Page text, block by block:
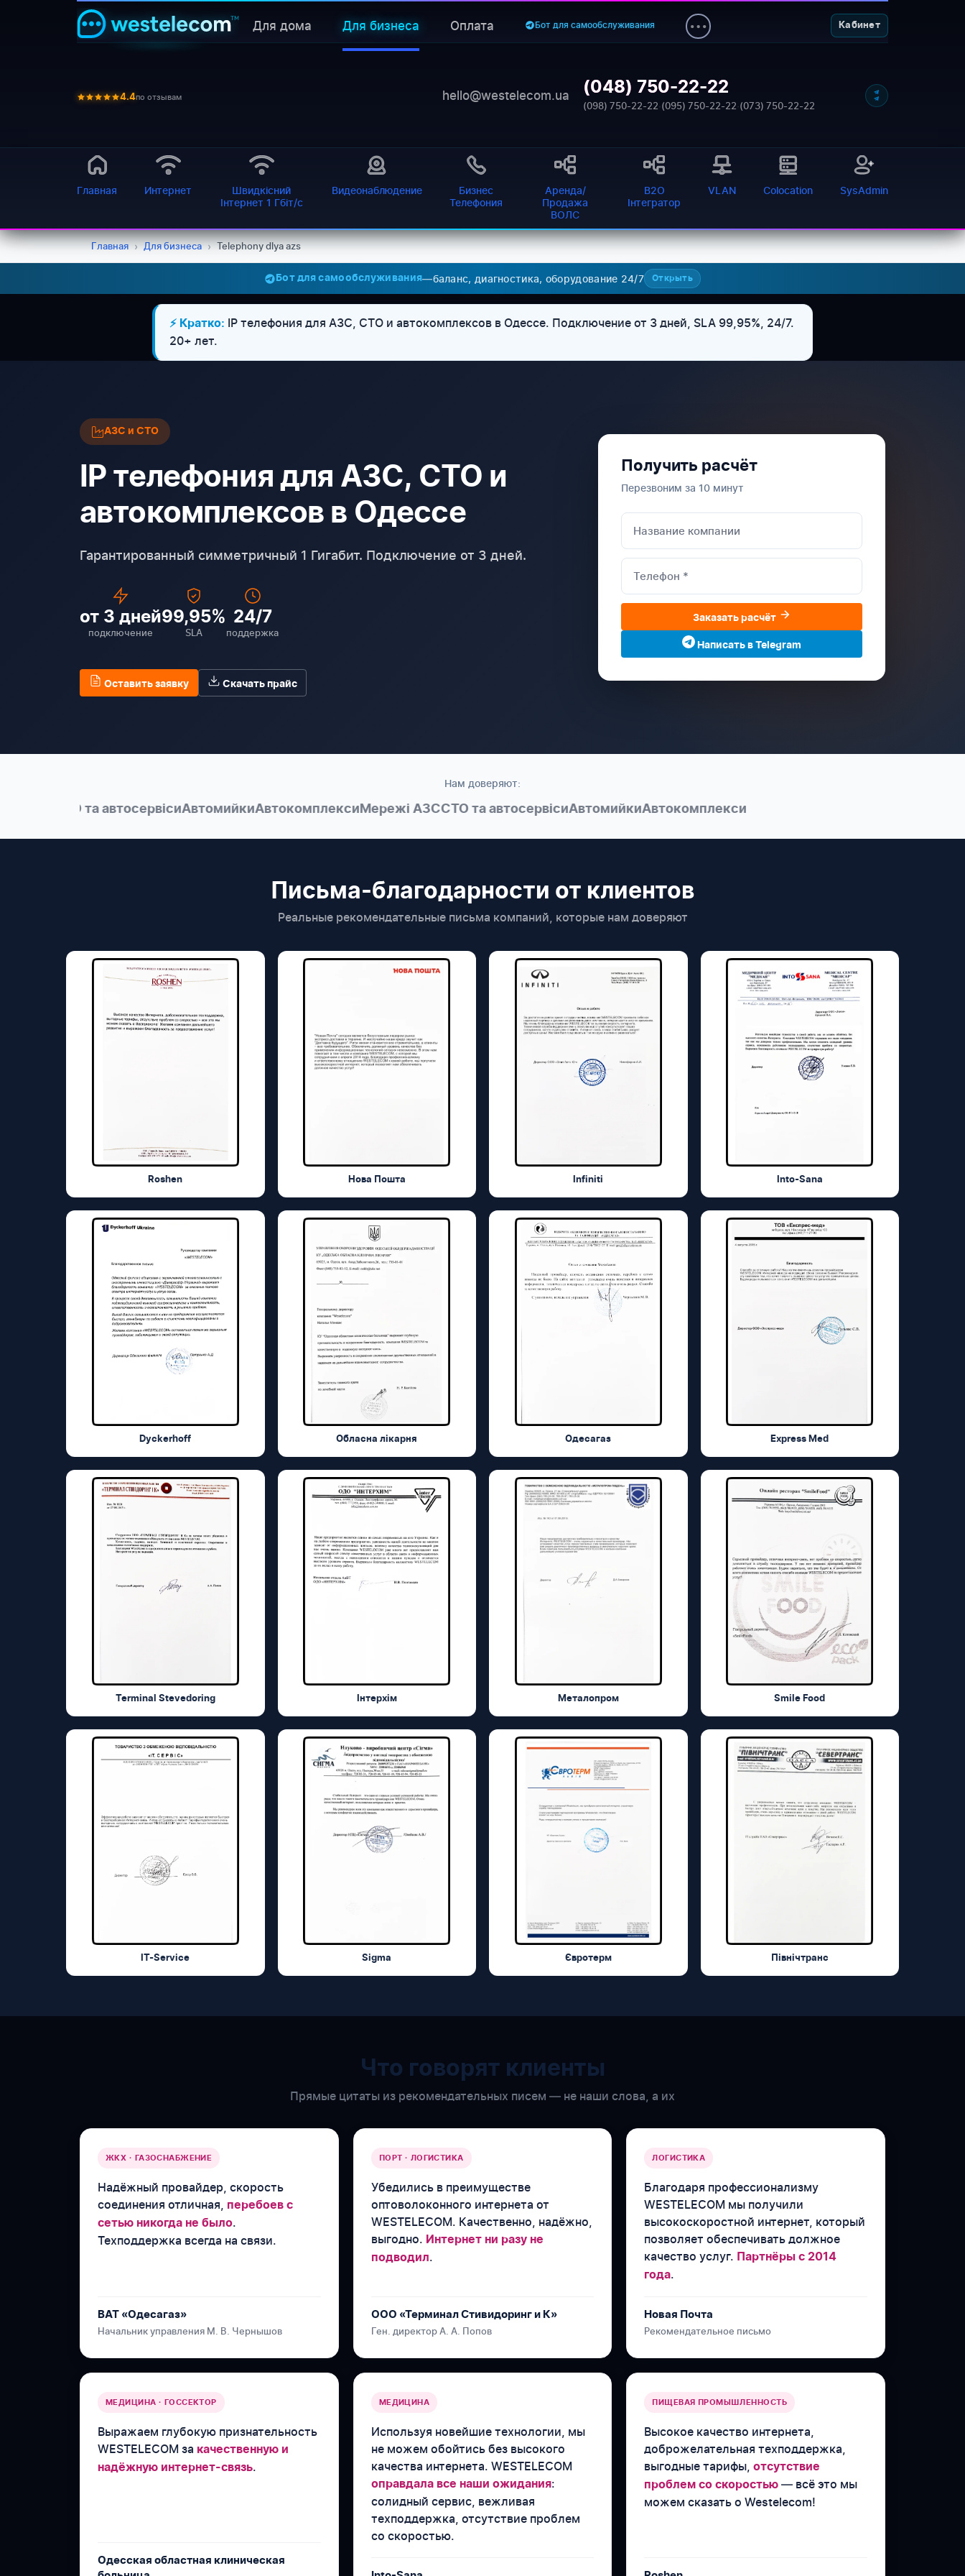
Для дома Для бизнеса Оплата Бот для самообслуживания Кабинет
4.4по отзывам hello@westelecom.ua (048) 750-22-22
(098) 750-22-22·(095) 750-22-22·(073) 750-22-22
Главная Интернет
Швидкісний
Інтернет 1 Гбіт/с
Видеонаблюдение
Бизнес
Телефония
Аренда/
Продажа
ВОЛС
B2O
Інтегратор
VLAN Colocation SysAdmin
Главная › Для бизнеса › Telephony dlya azs
Бот для самообслуживания—баланс, диагностика, оборудование 24/7 Открыть
⚡ Кратко: IP телефония для АЗС, СТО и автокомплексов в Одессе. Подключение от 3 дней, SLA 99,95%, 24/7.
20+ лет.
АЗС и СТО
IP телефония для АЗС, СТО и
автокомплексов в Одессе
Гарантированный симметричный 1 Гигабит. Подключение от 3 дней.
от 3 дней
подключение
99,95%
SLA
24/7
поддержка
Оставить заявку Скачать прайс
Получить расчёт
Перезвоним за 10 минут
Заказать расчёт
Написать в Telegram
Нам доверяют:
СТО та автосервісиАвтомийкиАвтокомплексиМережі АЗССТО та автосервісиАвтомийкиАвтокомплекси
Письма-благодарности от клиентов
Реальные рекомендательные письма компаний, которые нам доверяют
Roshen Нова Пошта Infiniti Into-Sana
Dyckerhoff Обласна лікарня Одесагаз Express Med
Terminal Stevedoring Інтерхім Металопром Smile Food
IT-Service Sigma Євротерм Північтранс
Что говорят клиенты
Прямые цитаты из рекомендательных писем — не наши слова, а их
ЖКХ · ГАЗОСНАБЖЕНИЕ
Надёжный провайдер, скорость
соединения отличная, перебоев с
сетью никогда не было.
Техподдержка всегда на связи.
ВАТ «Одесагаз»
Начальник управления М. В. Чернышов
ПОРТ · ЛОГИСТИКА
Убедились в преимуществе
оптоволоконного интернета от
WESTELECOM. Качественно, надёжно,
выгодно. Интернет ни разу не
подводил.
ООО «Терминал Стивидоринг и К»
Ген. директор А. А. Попов
ЛОГИСТИКА
Благодаря профессионализму
WESTELECOM мы получили
высокоскоростной интернет, который
позволяет обеспечивать должное
качество услуг. Партнёры с 2014
года.
Новая Почта
Рекомендательное письмо
МЕДИЦИНА · ГОССЕКТОР
Выражаем глубокую признательность
WESTELECOM за качественную и
надёжную интернет-связь.
Одесская областная клиническая
МЕДИЦИНА
Используя новейшие технологии, мы
не можем обойтись без высокого
качества интернета. WESTELECOM
оправдала все наши ожидания:
солидный сервис, вежливая
техподдержка, отсутствие проблем
со скоростью.
ПИЩЕВАЯ ПРОМЫШЛЕННОСТЬ
Высокое качество интернета,
доброжелательная техподдержка,
выгодные тарифы,отсутствие
проблем со скоростью — всё это мы
можем сказать о Westelecom!